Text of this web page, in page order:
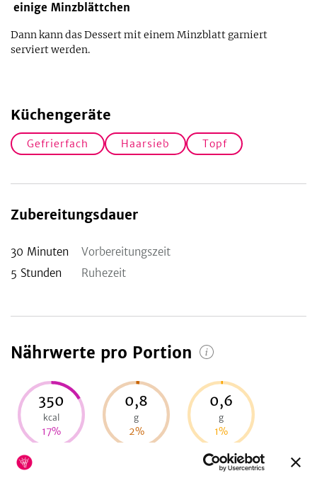
einige Minzblättchen
Dann kann das Dessert mit einem Minzblatt garniert
serviert werden.
Küchengeräte
Gefrierfach Haarsieb Topf
Zubereitungsdauer
30 Minuten
Vorbereitungszeit
5 Stunden Ruhezeit
Nährwerte pro Portion
350
kcal
17%
0,8
g
2%
0,6
g
1%
Fett